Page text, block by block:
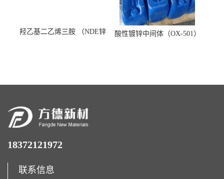
羟乙基二乙烯三胺 （NDE锌
酸性镀锌中间体（OX-501）
18372121972
联系信息